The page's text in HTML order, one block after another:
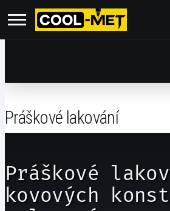
Práškové lakování
Práškové
kovových